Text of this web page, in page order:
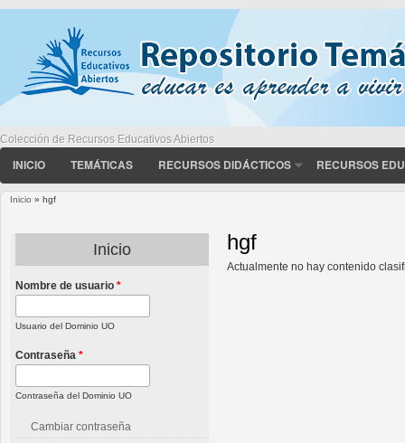
Colección de Recursos Educativos Abiertos
INICIO TEMÁTICAS RECURSOS DIDÁCTICOS RECURSOS
Inicio » hgf
hgf
Actualmente no hay contenido
Inicio
Nombre de usuario *
Usuario del Dominio UO
Contraseña *
Contraseña del Dominio UO
Cambiar contraseña